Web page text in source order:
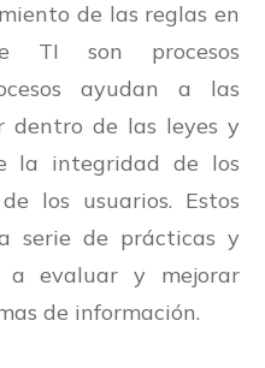
de las reglas en
TI son procesos
ayudan a las
dentro de las leyes y
la integridad de los
los usuarios. Estos
serie de prácticas y
a evaluar y mejorar
de información.